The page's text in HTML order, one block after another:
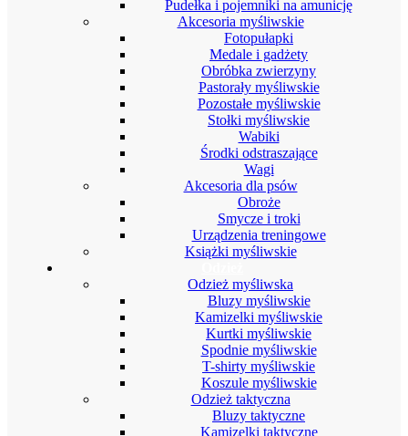
Pudełka i pojemniki na amunicję
Akcesoria myśliwskie
Fotopułapki
Medale i gadżety
Obróbka zwierzyny
Pastorały myśliwskie
Pozostałe myśliwskie
Stołki myśliwskie
Wabiki
Środki odstraszające
Wagi
Akcesoria dla psów
Obroże
Smycze i troki
Urządzenia treningowe
Książki myśliwskie
Odzież myśliwska
Bluzy myśliwskie
Kamizelki myśliwskie
Kurtki myśliwskie
Spodnie myśliwskie
T-shirty myśliwskie
Koszule myśliwskie
Odzież taktyczna
Bluzy taktyczne
Kamizelki taktyczne